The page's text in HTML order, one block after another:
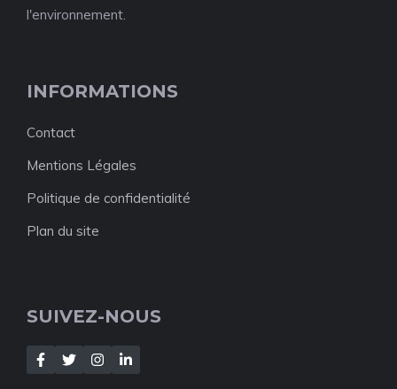
l'environnement.
INFORMATIONS
Contact
Mentions Légales
Politique de confidentialité
Plan du site
SUIVEZ-NOUS